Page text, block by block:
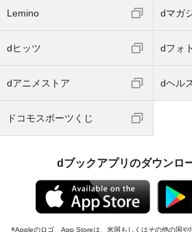
Lemino dマガ
dヒッツ dフォト
dアニメストア dヘル
ドコモスポーツくじ
dブックアプリのダウンロ
Appleのロゴ、App Storeは、米国もしくはその他の国